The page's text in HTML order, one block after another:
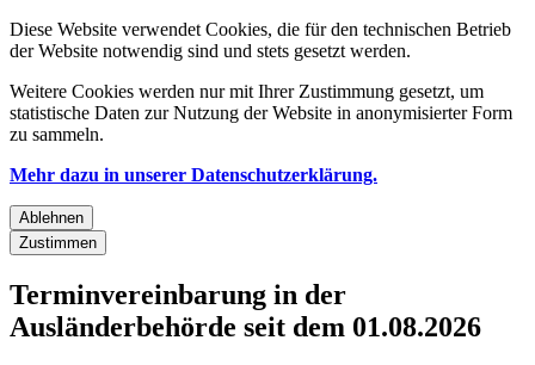
Diese Website verwendet Cookies, die für den technischen Betrieb
der Website notwendig sind und stets gesetzt werden.
Weitere Cookies werden nur mit Ihrer Zustimmung gesetzt, um
statistische Daten zur Nutzung der Website in anonymisierter Form
zu sammeln.
Mehr dazu in unserer Datenschutzerklärung.
Ablehnen
Zustimmen
Terminvereinbarung in der
Ausländerbehörde seit dem 01.08.2026